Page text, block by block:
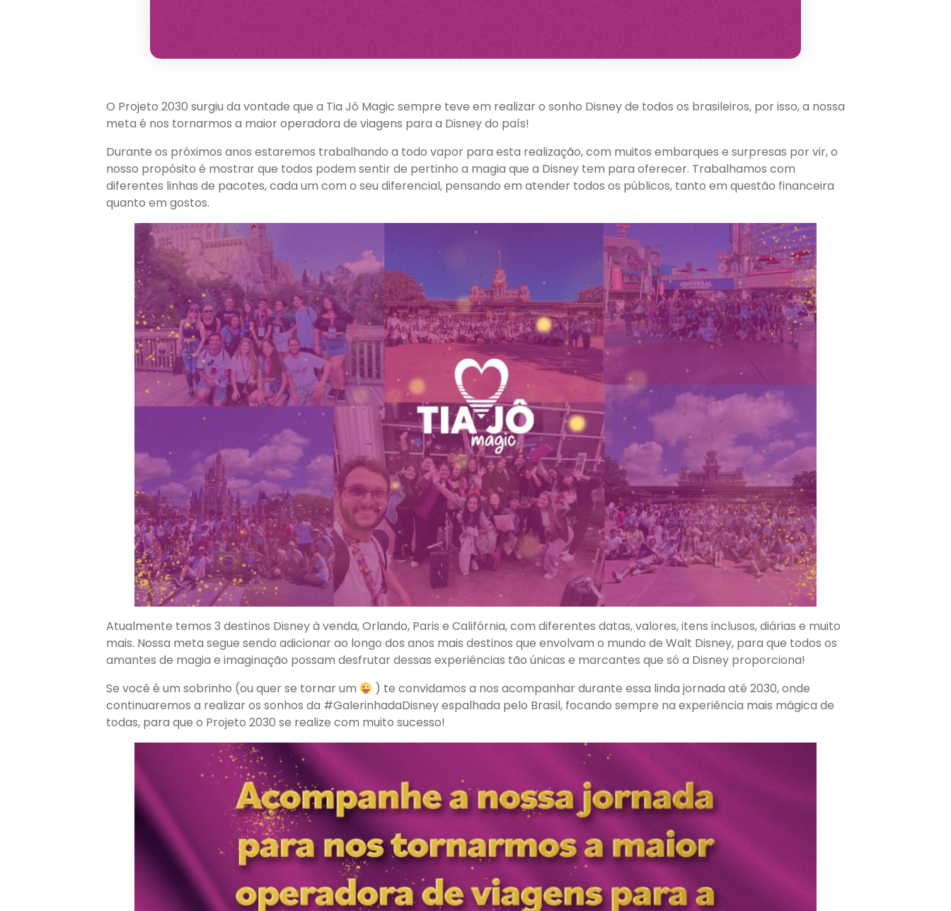
O Projeto 2030 surgiu da vontade que a Tia Jô Magic sempre teve em realizar o sonho Disney de todos os brasileiros, por isso, a nossa
meta é nos tornarmos a maior operadora de viagens para a Disney do país!
Durante os próximos anos estaremos trabalhando a todo vapor para esta realização, com muitos embarques e surpresas por vir, o
nosso propósito é mostrar que todos podem sentir de pertinho a magia que a Disney tem para oferecer. Trabalhamos com
diferentes linhas de pacotes, cada um com o seu diferencial, pensando em atender todos os públicos, tanto em questão financeira
quanto em gostos.
Atualmente temos 3 destinos Disney à venda, Orlando, Paris e Califórnia, com diferentes datas, valores, itens inclusos, diárias e muito
mais. Nossa meta segue sendo adicionar ao longo dos anos mais destinos que envolvam o mundo de Walt Disney, para que todos os
amantes de magia e imaginação possam desfrutar dessas experiências tão únicas e marcantes que só a Disney proporciona!
Se você é um sobrinho (ou quer se tornar um
) te convidamos a nos acompanhar durante essa linda jornada até 2030, onde
continuaremos a realizar os sonhos da #GalerinhadaDisney espalhada pelo Brasil, focando sempre na experiência mais mágica de
todas, para que o Projeto 2030 se realize com muito sucesso!